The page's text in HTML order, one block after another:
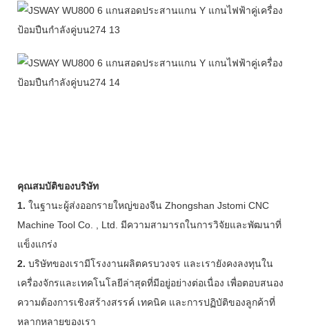
คุณสมบัติของบริษัท
1. ในฐานะผู้ส่งออกรายใหญ่ของจีน Zhongshan Jstomi CNC
Machine Tool Co. , Ltd. มีความสามารถในการวิจัยและพัฒนาที่
แข็งแกร่ง
2. บริษัทของเรามีโรงงานผลิตครบวงจร และเรายังคงลงทุนใน
เครื่องจักรและเทคโนโลยีล่าสุดที่มีอยู่อย่างต่อเนื่อง เพื่อตอบสนอง
ความต้องการเชิงสร้างสรรค์ เทคนิค และการปฏิบัติของลูกค้าที่
หลากหลายของเรา